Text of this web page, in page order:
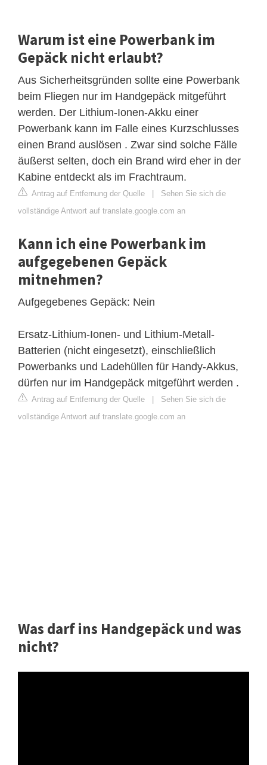
Warum ist eine Powerbank im
Gepäck nicht erlaubt?
Aus Sicherheitsgründen sollte eine Powerbank
beim Fliegen nur im Handgepäck mitgeführt
werden. Der Lithium-Ionen-Akku einer
Powerbank kann im Falle eines Kurzschlusses
einen Brand auslösen . Zwar sind solche Fälle
äußerst selten, doch ein Brand wird eher in der
Kabine entdeckt als im Frachtraum.
Antrag auf Entfernung der Quelle
Sehen Sie sich die
vollständige Antwort auf translate.google.com an
Kann ich eine Powerbank im
aufgegebenen Gepäck
mitnehmen?
Aufgegebenes Gepäck: Nein
Ersatz-Lithium-Ionen- und Lithium-Metall-
Batterien (nicht eingesetzt), einschließlich
Powerbanks und Ladehüllen für Handy-Akkus,
dürfen nur im Handgepäck mitgeführt werden .
Antrag auf Entfernung der Quelle
Sehen Sie sich die
vollständige Antwort auf translate.google.com an
Was darf ins Handgepäck und was
nicht?